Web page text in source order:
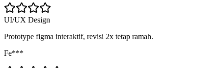
UI/UX Design
Prototype figma interaktif, revisi 2x tetap ramah.
Fe***